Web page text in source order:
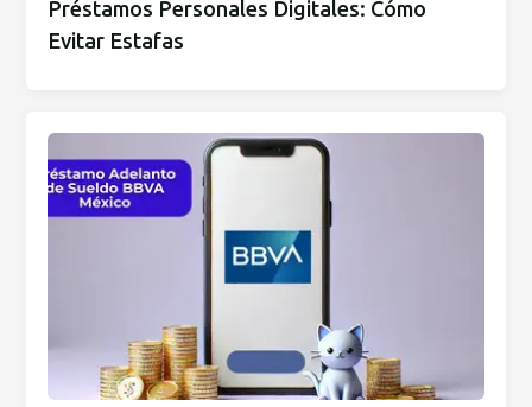
Préstamos Personales Digitales: Cómo
Evitar Estafas